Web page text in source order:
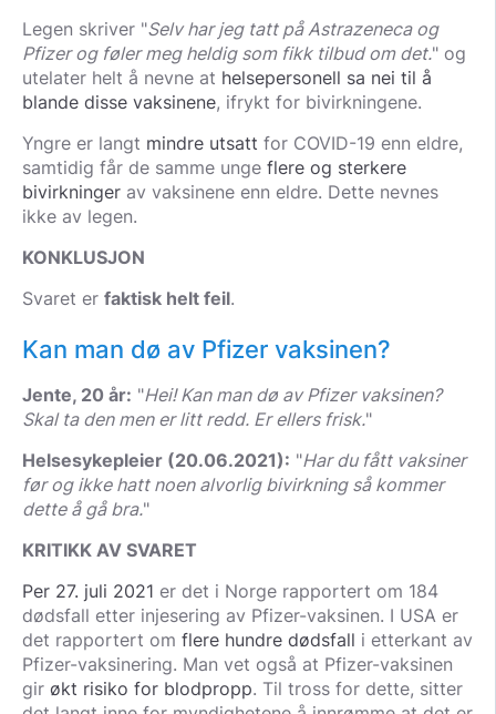
Legen skriver "Selv har jeg tatt på Astrazeneca og
Pfizer og føler meg heldig som fikk tilbud om det." og
utelater helt å nevne at helsepersonell sa nei til å
blande disse vaksinene, ifrykt for bivirkningene.
Yngre er langt mindre utsatt for COVID-19 enn eldre,
samtidig får de samme unge flere og sterkere
bivirkninger av vaksinene enn eldre. Dette nevnes
ikke av legen.
KONKLUSJON
Svaret er faktisk helt feil.
Kan man dø av Pfizer vaksinen?
Jente, 20 år: "Hei! Kan man dø av Pfizer vaksinen?
Skal ta den men er litt redd. Er ellers frisk."
Helsesykepleier (20.06.2021): "Har du fått vaksiner
før og ikke hatt noen alvorlig bivirkning så kommer
dette å gå bra."
KRITIKK AV SVARET
Per 27. juli 2021 er det i Norge rapportert om 184
dødsfall etter injesering av Pfizer-vaksinen. I USA er
det rapportert om flere hundre dødsfall i etterkant av
Pfizer-vaksinering. Man vet også at Pfizer-vaksinen
gir økt risiko for blodpropp. Til tross for dette, sitter